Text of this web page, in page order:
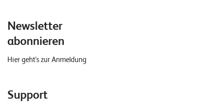
Newsletter
abonnieren
Hier geht's zur Anmeldung
Support